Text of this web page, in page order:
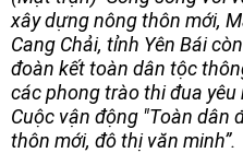
xây dựng nông thôn mới,
Cang Chải, tỉnh Yên Bái
đoàn kết toàn dân tộc
các phong trào thi đua
Cuộc vận động "Toàn dân
thôn mới, đô thị văn minh”.